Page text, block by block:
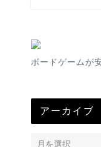
ボードゲームが
アーカイブ